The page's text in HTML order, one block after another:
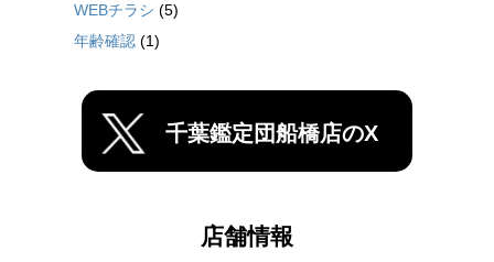
WEBチラシ (5)
年齢確認 (1)
千葉鑑定団船橋店のX
店舗情報